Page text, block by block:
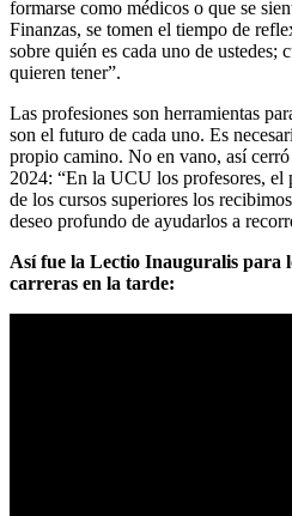
formarse como médicos o que se
Finanzas, se tomen el tiempo de
sobre quién es cada uno de ustedes;
quieren tener”.
Las profesiones son herramientas
son el futuro de cada uno. Es
propio camino. No en vano, así
2024: “En la UCU los profesores, el
de los cursos superiores los
deseo profundo de ayudarlos a
Así fue la Lectio Inauguralis para
carreras en la tarde: